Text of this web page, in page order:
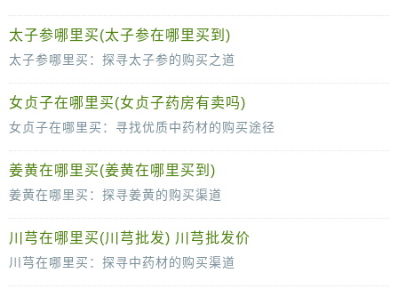
太子参哪里买(太子参在哪里买到)
太子参哪里买：探寻太子参的购买之道
女贞子在哪里买(女贞子药房有卖吗)
女贞子在哪里买：寻找优质中药材的购买途径
姜黄在哪里买(姜黄在哪里买到)
姜黄在哪里买：探寻姜黄的购买渠道
川芎在哪里买(川芎批发) 川芎批发价
川芎在哪里买：探寻中药材的购买渠道